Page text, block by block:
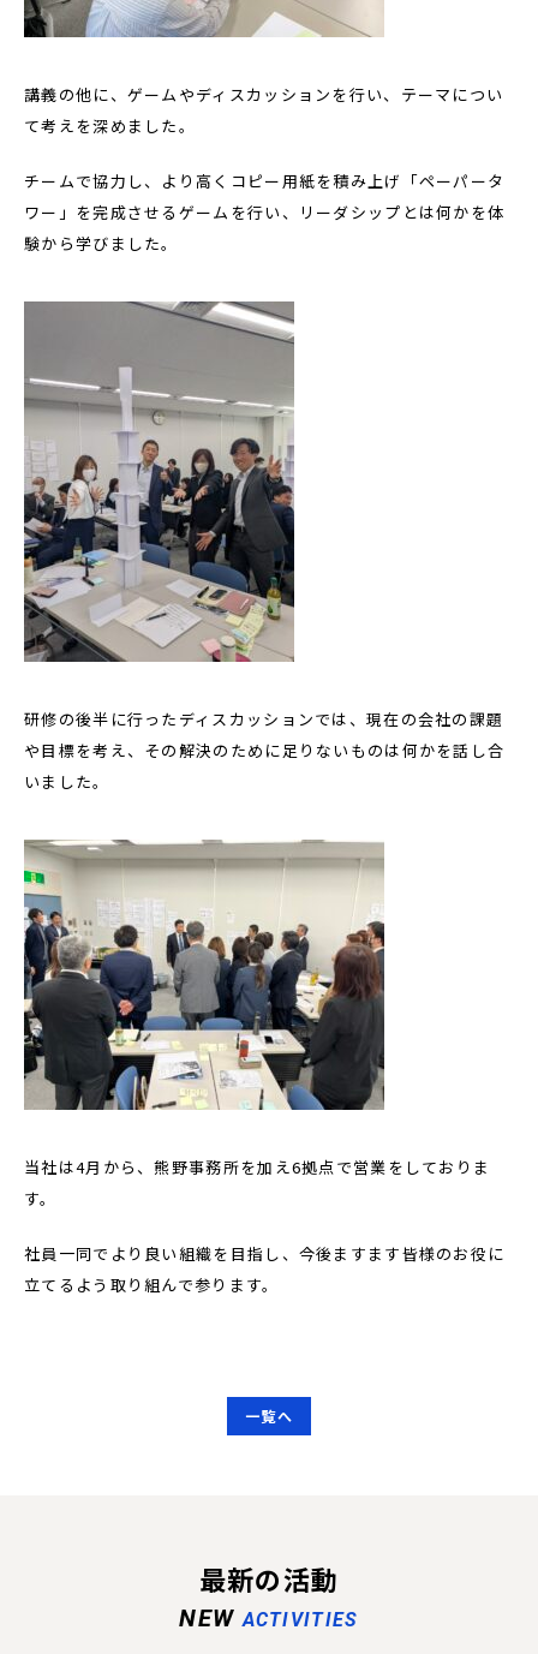
講義の他に、ゲームやディスカッションを行い、テーマについ
て考えを深めました。
チームで協力し、より高くコピー用紙を積み上げ「ペーパータ
ワー」を完成させるゲームを行い、リーダシップとは何かを体
験から学びました。
研修の後半に行ったディスカッションでは、現在の会社の課題
や目標を考え、その解決のために足りないものは何かを話し合
いました。
当社は4月から、熊野事務所を加え6拠点で営業をしておりま
す。
社員一同でより良い組織を目指し、今後ますます皆様のお役に
立てるよう取り組んで参ります。
一覧へ
最新の活動
NEWACTIVITIES